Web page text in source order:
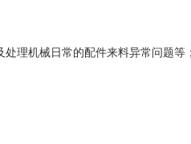
理机械日常的配件来料异常问题等